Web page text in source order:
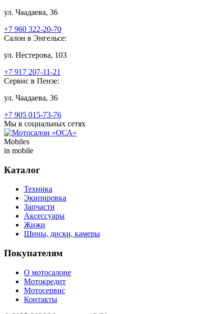
ул. Чаадаева, 36
+7 960 322-20-70
Салон в Энгельсе:
ул. Нестерова, 103
+7 917 207-11-21
Сервис в Пензе:
ул. Чаадаева, 36
+7 905 015-73-76
Мы в социальных сетях
Mobiles
in mobile
Каталог
Техника
Экипировка
Запчасти
Аксессуары
Жижи
Шины, диски, камеры
Покупателям
О мотосалоне
Мотокредит
Мотосервис
Контакты